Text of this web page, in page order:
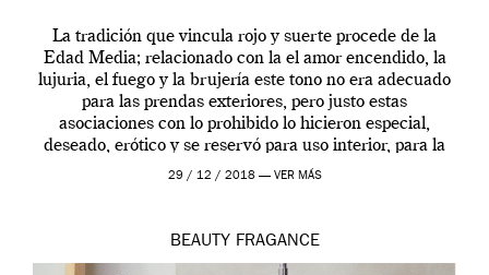
La tradición que vincula rojo y suerte procede de la
Edad Media; relacionado con la el amor encendido, la
lujuria, el fuego y la brujería este tono no era adecuado
para las prendas exteriores, pero justo estas
asociaciones con lo prohibido lo hicieron especial,
deseado, erótico y se reservó para uso interior, para la
ropa […]
29 / 12 / 2018 — VER MÁS
BEAUTY FRAGANCE